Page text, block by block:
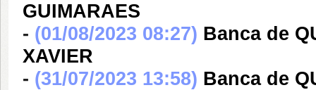
GUIMARAES
- (01/08/2023 08:27) Banca de
XAVIER
- (31/07/2023 13:58) Banca de